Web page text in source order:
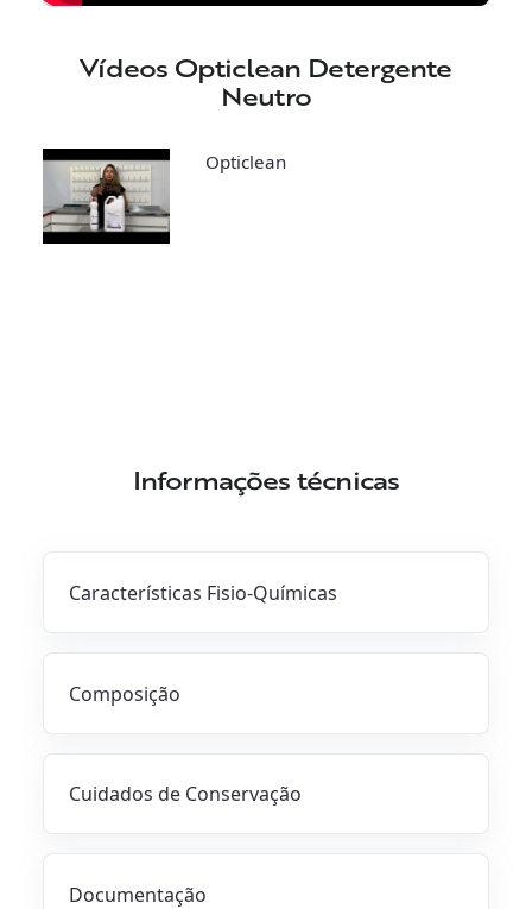
Vídeos Opticlean Detergente
Neutro
Opticlean
Informações técnicas
Características Fisio-Químicas
Composição
Cuidados de Conservação
Documentação